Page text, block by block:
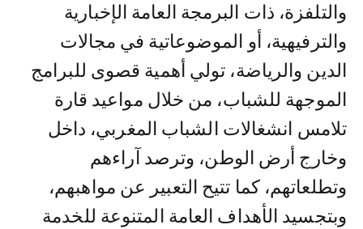
والتلفزة، ذات البرمجة العامة الإخبارية
والترفيهية، أو الموضوعاتية في مجالات
الدين والرياضة، تولي أهمية قصوى للبرامج
الموجهة للشباب، من خلال مواعيد قارة
تلامس انشغالات الشباب المغربي، داخل
وخارج أرض الوطن، وترصد آراءهم
وتطلعاتهم، كما تتيح التعبير عن مواهبهم،
وبتجسيد الأهداف العامة المتنوعة للخدمة